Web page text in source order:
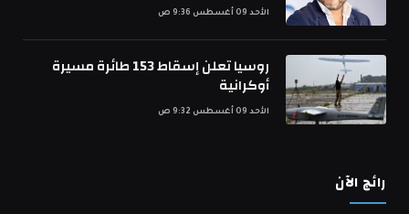
الأحد 09 أغسطس 9:36 ص
روسيا تعلن إسقاط 153 طائرة مسيرة
أوكرانية
الأحد 09 أغسطس 9:32 ص
رائج الآن